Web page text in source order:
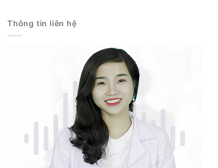
Thông tin liên hệ